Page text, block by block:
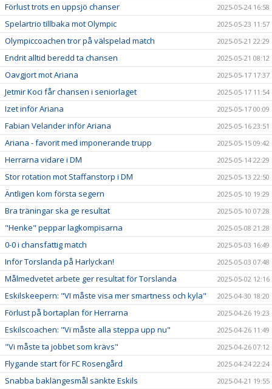
Förlust trots en uppsjö chanser 2025-05-24 16:58
Spelartrio tillbaka mot Olympic 2025-05-23 11:57
Olympiccoachen tror på välspelad match 2025-05-21 22:29
Endrit alltid beredd ta chansen 2025-05-21 08:12
Oavgjort mot Ariana 2025-05-17 17:37
Jetmir Koci får chansen i seniorlaget 2025-05-17 11:54
Izet inför Ariana 2025-05-17 00:09
Fabian Velander inför Ariana 2025-05-16 23:51
Ariana - favorit med imponerande trupp 2025-05-15 09:42
Herrarna vidare i DM 2025-05-14 22:29
Stor rotation mot Staffanstorp i DM 2025-05-13 22:50
Äntligen kom första segern 2025-05-10 19:29
Bra träningar ska ge resultat 2025-05-10 07:28
"Henke" peppar lagkompisarna 2025-05-08 21:28
0-0 i chansfattig match 2025-05-03 16:49
Inför Torslanda på Harlyckan! 2025-05-03 07:48
Målmedvetet arbete ger resultat för Torslanda 2025-05-02 12:16
Eskilskeepern: "VI måste visa mer smartness och kyla" 2025-04-30 18:20
Förlust på bortaplan för Herrarna 2025-04-26 19:23
Eskilscoachen: "Vi måste alla steppa upp nu" 2025-04-26 11:49
"Vi måste ta jobbet som krävs" 2025-04-26 07:12
Flygande start för FC Rosengård 2025-04-24 22:24
Snabba baklängesmål sänkte Eskils 2025-04-21 19:55